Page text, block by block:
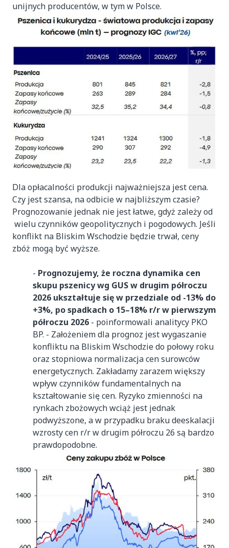
unijnych producentów, w tym w Polsce.
Dla opłacalności produkcji najważniejsza jest cena.
Czy jest szansa, na odbicie w najbliższym czasie?
Prognozowanie jednak nie jest łatwe, gdyż zależy od
wielu czynników geopolitycznych i pogodowych. Jeśli
konflikt na Bliskim Wschodzie będzie trwał, ceny
zbóż mogą być wyższe.
- Prognozujemy, że roczna dynamika cen
skupu pszenicy wg GUS w drugim półroczu
2026 ukształtuje się w przedziale od -13% do
+3%, po spadkach o 15–18% r/r w pierwszym
półroczu 2026 - poinformowali analitycy PKO
BP. - Założeniem dla prognoz jest wygaszanie
konfliktu na Bliskim Wschodzie do połowy roku
oraz stopniowa normalizacja cen surowców
energetycznych. Zakładamy zarazem większy
wpływ czynników fundamentalnych na
kształtowanie się cen. Ryzyko zmienności na
rynkach zbożowych wciąż jest jednak
podwyższone, a w przypadku braku deeskalacji
wzrosty cen r/r w drugim półroczu 26 są bardzo
prawdopodobne.